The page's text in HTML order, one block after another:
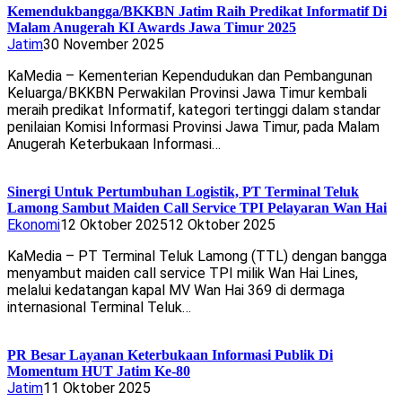
Kemendukbangga/BKKBN Jatim Raih Predikat Informatif Di
Malam Anugerah KI Awards Jawa Timur 2025
Jatim30 November 2025
KaMedia – Kementerian Kependudukan dan Pembangunan
Keluarga/BKKBN Perwakilan Provinsi Jawa Timur kembali
meraih predikat Informatif, kategori tertinggi dalam standar
penilaian Komisi Informasi Provinsi Jawa Timur, pada Malam
Anugerah Keterbukaan Informasi…
Sinergi Untuk Pertumbuhan Logistik, PT Terminal Teluk
Lamong Sambut Maiden Call Service TPI Pelayaran Wan Hai
Ekonomi12 Oktober 202512 Oktober 2025
KaMedia – PT Terminal Teluk Lamong (TTL) dengan bangga
menyambut maiden call service TPI milik Wan Hai Lines,
melalui kedatangan kapal MV Wan Hai 369 di dermaga
internasional Terminal Teluk…
PR Besar Layanan Keterbukaan Informasi Publik Di
Momentum HUT Jatim Ke-80
Jatim11 Oktober 2025